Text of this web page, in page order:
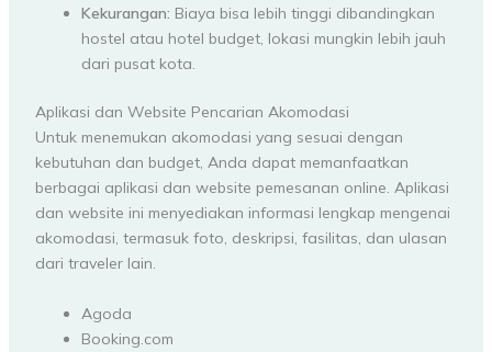
Kekurangan: Biaya bisa lebih tinggi dibandingkan
hostel atau hotel budget, lokasi mungkin lebih jauh
dari pusat kota.
Aplikasi dan Website Pencarian Akomodasi
Untuk menemukan akomodasi yang sesuai dengan
kebutuhan dan budget, Anda dapat memanfaatkan
berbagai aplikasi dan website pemesanan online. Aplikasi
dan website ini menyediakan informasi lengkap mengenai
akomodasi, termasuk foto, deskripsi, fasilitas, dan ulasan
dari traveler lain.
Agoda
Booking.com